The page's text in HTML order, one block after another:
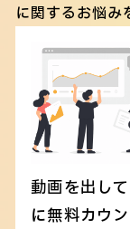
に関するお悩み
動画を出し
に無料カウ